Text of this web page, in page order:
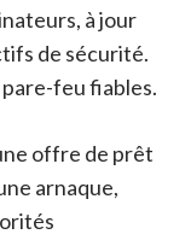
à jour
de sécurité.
feu fiables.
offre de prêt
arnaque,